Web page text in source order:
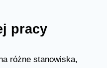
pracy
różne stanowiska,